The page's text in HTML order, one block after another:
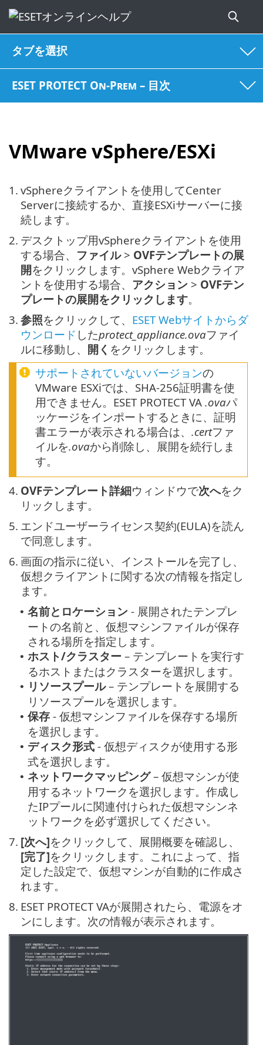
タブを選択
ESET PROTECT On-Prem – 目次
VMware vSphere/ESXi
1. vSphereクライアントを使用してCenter
Serverに接続するか、直接ESXiサーバーに接
続します。
2. デスクトップ用vSphereクライアントを使用
する場合、 ファイル> OVFテンプレートの展
開をクリックします。vSphere Webクライア
ントを使用する場合、 アクション > OVFテン
プレートの展開をクリックします。
3. 参照をクリックして、 ESET Webサイトからダ
ウンロード したprotect_appliance.ovaファイ
ルに移動し、 開く をクリックします。
サポートされていないバージョンの
VMware ESXiでは、SHA-256証明書を使
用できません。ESET PROTECT VA .ovaパ
ッケージをインポートするときに、証明
書エラーが表示される場合は、 .certファ
イルを.ovaから削除し、展開を続行しま
す。
4. OVFテンプレート詳細ウィンドウで次へをク
リックします。
5. エンドユーザーライセンス契約(EULA)を読ん
で同意します。
6. 画面の指示に従い、インストールを完了し、
仮想クライアントに関する次の情報を指定し
ます。
• 名前とロケーション - 展開されたテンプレ
ートの名前と、仮想マシンファイルが保存
される場所を指定します。
• ホスト/クラスター – テンプレートを実行す
るホストまたはクラスターを選択します。
• リソースプール– テンプレートを展開する
リソースプールを選択します。
• 保存 - 仮想マシンファイルを保存する場所
を選択します。
• ディスク形式 - 仮想ディスクが使用する形
式を選択します。
• ネットワークマッピング– 仮想マシンが使
用するネットワークを選択します。作成し
たIPプールに関連付けられた仮想マシンネ
ットワークを必ず選択してください。
7. [次へ]をクリックして、展開概要を確認し、
[完了]をクリックします。これによって、指
定した設定で、仮想マシンが自動的に作成さ
れます。
8. ESET PROTECT VAが展開されたら、電源をオ
ンにします。次の情報が表示されます。